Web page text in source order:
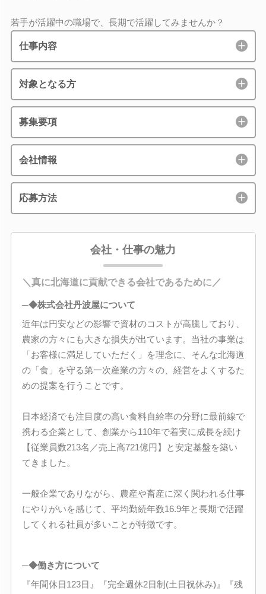
若手が活躍中の職場で、長期で活躍してみませんか？
仕事内容
対象となる方
募集要項
会社情報
応募方法
会社・仕事の魅力
＼真に北海道に貢献できる会社であるために／
─◆株式会社丹波屋について
近年は円安などの影響で資材のコストが高騰しており、
農家の方々にも大きな損失が出ています。当社の事業は
「お客様に満足していただく」を理念に、そんな北海道
の「食」を守る第一次産業の方々の、経営をよくするた
めの提案を行うことです。
日本経済でも注目度の高い食料自給率の分野に最前線で
携わる企業として、創業から110年で着実に成長を続け
【従業員数213名／売上高721億円】と安定基盤を築い
てきました。
一般企業でありながら、農産や畜産に深く関われる仕事
にやりがいを感じて、平均勤続年数16.9年と長期で活躍
してくれる社員が多いことが特徴です。
─◆働き方について
『年間休日123日』『完全週休2日制(土日祝休み)』『残